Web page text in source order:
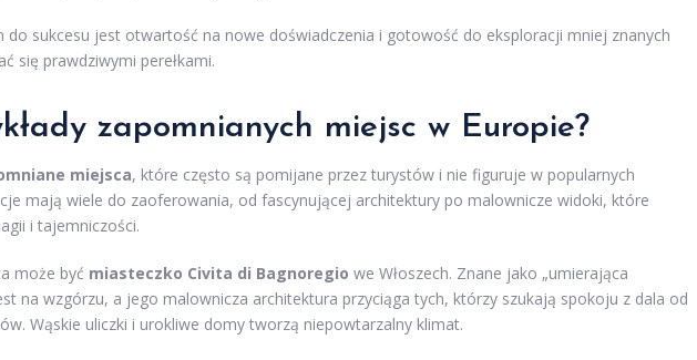
do sukcesu jest otwartość na nowe doświadczenia i gotowość do eksploracji mniej znanych
się prawdziwymi perełkami.
zapomnianych miejsc w Europie?
miejsca, które często są pomijane przez turystów i nie figuruje w popularnych
mają wiele do zaoferowania, od fascynującej architektury po malownicze widoki, które
i tajemniczości.
może być miasteczko Civita di Bagnoregio we Włoszech. Znane jako „umierająca
na wzgórzu, a jego malownicza architektura przyciąga tych, którzy szukają spokoju z dala od
Wąskie uliczki i urokliwe domy tworzą niepowtarzalny klimat.